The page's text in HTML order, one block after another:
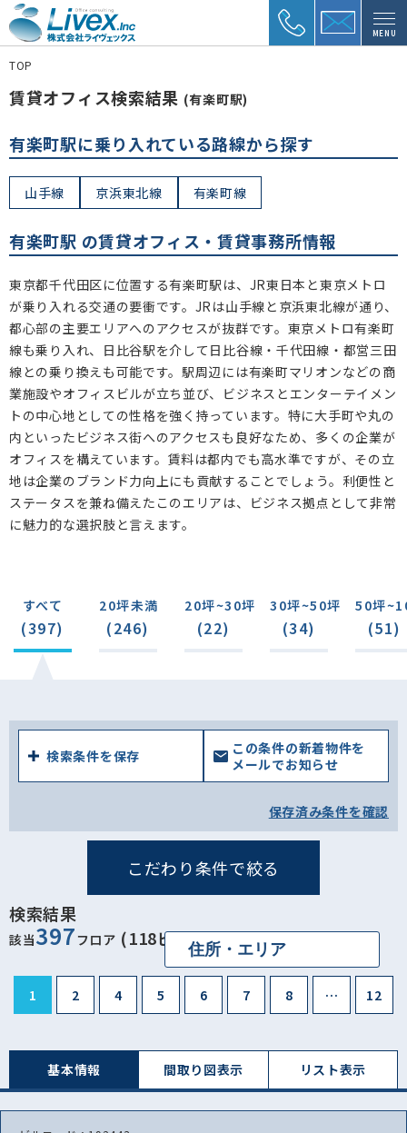
MENU
TOP
賃貸オフィス検索結果 (有楽町駅)
有楽町駅に乗り入れている路線から探す
山手線 京浜東北線 有楽町線
有楽町駅 の賃貸オフィス・賃貸事務所情報
東京都千代田区に位置する有楽町駅は、JR東日本と東京メトロ
が乗り入れる交通の要衝です。JRは山手線と京浜東北線が通り、
都心部の主要エリアへのアクセスが抜群です。東京メトロ有楽町
線も乗り入れ、日比谷駅を介して日比谷線・千代田線・都営三田
線との乗り換えも可能です。駅周辺には有楽町マリオンなどの商
業施設やオフィスビルが立ち並び、ビジネスとエンターテイメン
トの中心地としての性格を強く持っています。特に大手町や丸の
内といったビジネス街へのアクセスも良好なため、多くの企業が
オフィスを構えています。賃料は都内でも高水準ですが、その立
地は企業のブランド力向上にも貢献することでしょう。利便性と
ステータスを兼ね備えたこのエリアは、ビジネス拠点として非常
に魅力的な選択肢と言えます。
すべて
(397)
20坪未満
(246)
20坪~30坪
(22)
30坪~50坪
(34)
50坪
(51)
検索条件を保存
この条件の新着物件を
メールでお知らせ
保存済み条件を確認
こだわり条件で絞る
検索結果
該当397 フロア (118ビル)
1 2 4 5 6 7 8 … 12
基本情報 間取り図表⽰ リスト表⽰